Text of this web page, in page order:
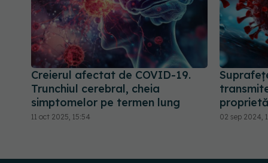
Creierul afectat de COVID-19.
Trunchiul cerebral, cheia
simptomelor pe termen lung
11 oct 2025, 15:54 02 sep 2024,